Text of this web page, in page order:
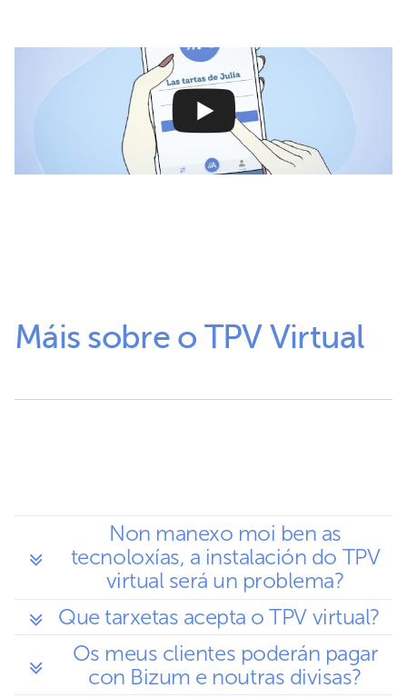
Máis sobre o TPV Virtual
Non manexo moi ben as
tecnoloxías, a instalación do TPV
virtual será un problema?
Que tarxetas acepta o TPV virtual?
Os meus clientes poderán pagar
con Bizum e noutras divisas?